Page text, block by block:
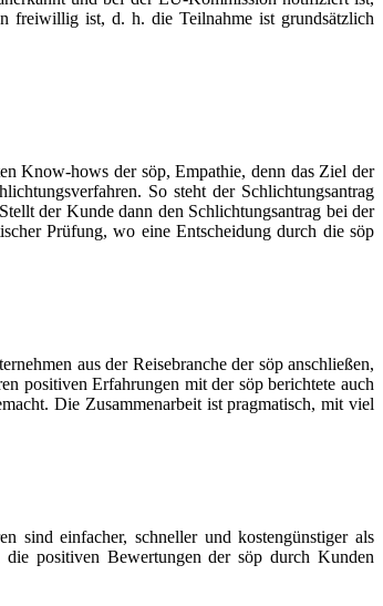
freiwillig ist, d. h. die Teilnahme ist grundsätzlich
Know-hows der söp, Empathie, denn das Ziel der
So steht der Schlichtungsantrag
der Kunde dann den Schlichtungsantrag bei der
Prüfung, wo eine Entscheidung durch die söp
aus der Reisebranche der söp anschließen,
positiven Erfahrungen mit der söp berichtete auch
Die Zusammenarbeit ist pragmatisch, mit viel
sind einfacher, schneller und kostengünstiger als
positiven Bewertungen der söp durch Kunden